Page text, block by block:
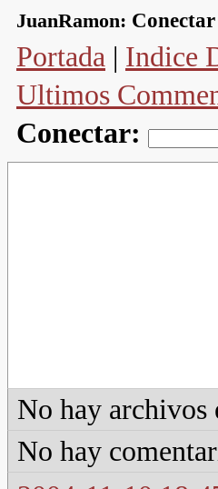
JuanRamon: Conectar
Portada | Indice
Ultimos
Conectar:
No hay archivos
No hay